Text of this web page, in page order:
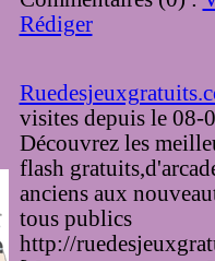
Rédiger
visites depuis le 08-
Découvrez les
flash
anciens aux
tous publics
http://